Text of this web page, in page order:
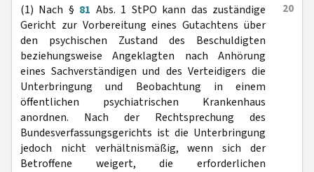
20
(1) Nach § 81 Abs. 1 StPO kann das zuständige
Gericht zur Vorbereitung eines Gutachtens über
den psychischen Zustand des Beschuldigten
beziehungsweise Angeklagten nach Anhörung
eines Sachverständigen und des Verteidigers die
Unterbringung und Beobachtung in einem
öffentlichen psychiatrischen Krankenhaus
anordnen. Nach der Rechtsprechung des
Bundesverfassungsgerichts ist die Unterbringung
jedoch nicht verhältnismäßig, wenn sich der
Betroffene weigert, die erforderlichen